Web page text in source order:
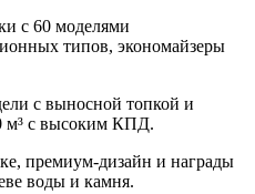
с 60 моделями
типов, экономайзеры
с выносной топкой и
м³ с высоким КПД.
премиум-дизайн и награды
воды и камня.